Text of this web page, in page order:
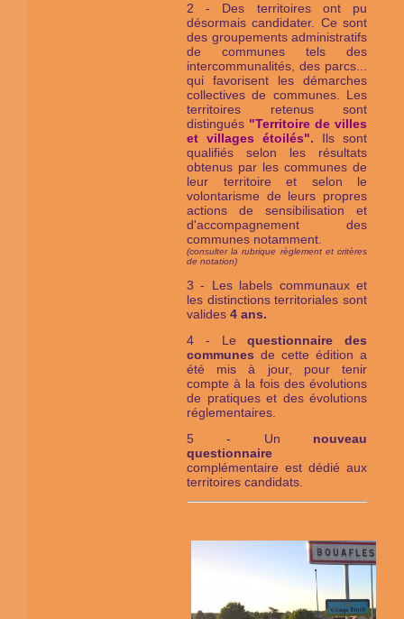
2 - Des territoires ont pu
désormais candidater. Ce sont
des groupements administratifs
de communes tels des
intercommunalités, des parcs...
qui favorisent les démarches
collectives de communes. Les
territoires retenus sont
distingués "Territoire de villes
et villages étoilés". Ils sont
qualifiés selon les résultats
obtenus par les communes de
leur territoire et selon le
volontarisme de leurs propres
actions de sensibilisation et
d'accompagnement des
communes notamment.
(consulter la rubrique règlement et critères
de notation)
3 - Les labels communaux et
les distinctions territoriales sont
valides 4 ans.
4 - Lequestionnaire des
communes de cette édition a
été mis à jour, pour tenir
compte à la fois des évolutions
de pratiques et des évolutions
réglementaires.
5 - Un nouveau
questionnaire
complémentaire est dédié aux
territoires candidats.